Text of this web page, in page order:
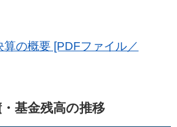
算の概要 [PDFファイル／
基金残高の推移